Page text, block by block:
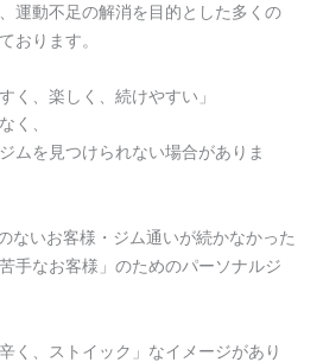
運動不足の解消を目的とした多くの
おります。
く、楽しく、続けやすい」
く、
ムを見つけられない場合がありま
ないお客様・ジム通いが続かなかった
手なお客様」のためのパーソナルジ
く、ストイック」なイメージがあり